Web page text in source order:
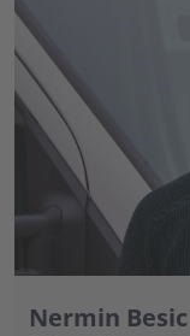
Nermin Besic